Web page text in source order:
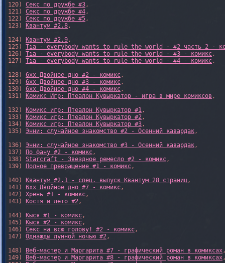
120) Секс по дружбе #3 ,
121) Секс по дружбе #4 ,
122) Секс по дружбе #5 ,
123) Квантум #2.8 ,
124) Квантум #2.9 ,
125) Tia - everybody wants to rule the world - #2 часть 2 -
126) Tia - everybody wants to rule the world - #3 - комикс ,
127) Tia - everybody wants to rule the world - #4 - комикс ,
128) 6xx Двойное дно #2 - комикс ,
129) 6xx Двойное дно #3 - комикс ,
130) 6xx Двойное дно #4 - комикс ,
131) Комикс Игр: Птеалон Кувыркатор - игра в мире комиксов ,
132) Комикс игр: Птеалон Кувыркатор #1 ,
133) Комикс игр: Птеалон Кувыркатор #2 ,
134) Комикс игр: Птеалон Кувыркатор #3 ,
135) Энни: случайное знакомство #2 - Осенний кавардак ,
136) Энни: случайное знакомство #3 - Осенний кавардак ,
137) По фану #2 - комикс ,
138) Starcraft - Звездное ремесло #2 - комикс ,
139) Полное превращение #1 - комикс ,
140) Квантум #2.1 - спец. выпуск Квантум 28 страниц ,
141) 6xx Двойное дно #7 - комикс ,
142) Хрень #1 - комикс ,
143) Костя и лето #2 ,
144) Кыся #1 - комикс ,
145) Кыся #2 - комикс ,
146) Секс на всю голову! #2 - комикс ,
147) Однажды лунной ночью #2 ,
148) Веб-мастер и Маргарита #7 - графический роман в комиксах
149) Веб-мастер и Маргарита #8 - графический роман в комиксах